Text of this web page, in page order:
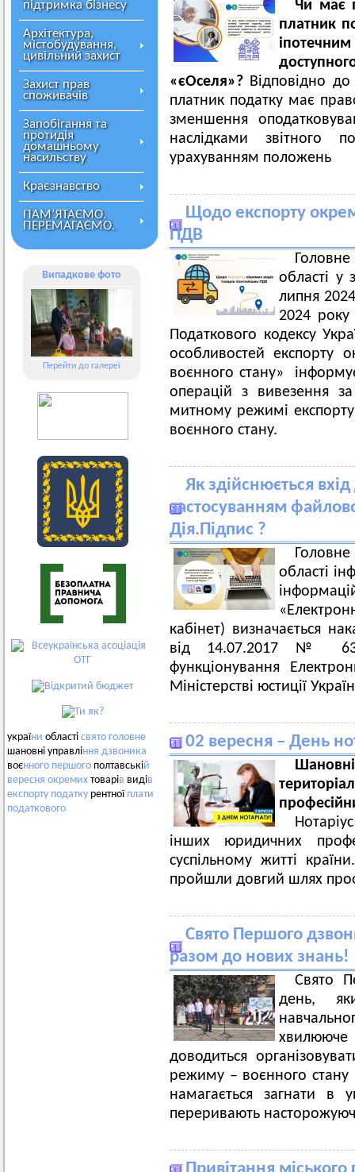
підтримка бізнесу
Архітектура,
містобудування,
цивільний захист
Захист прав
споживачів
Запобігання та
протидія
домашньому
насильству
Краєзнавство
ПАМ’ЯТАЄМО.
ПЕРЕМАГАЄМО.
Випадкове фото
Перейти до галереї
україни області свято головне
шановні управління дзвоника
воєнного першого полтавській
вересня окремих товарів видів
експорту податку рентної плати
податкового
Чи має
платник
«єОселя»? Відповідно
платник податку має
зменшення
наслідками звітного
урахуванням положень
Щодо експорту
ПДВ
області у
липня
2024
Податкового кодексу
особливостей експорту
воєнного стану»
операцій з вивезення
митному режимі експорту
воєнного стану.
Як здійснюється
застосуванням
Дія.Підпис ?
області
кабінет) визначається
від 14.07.2017 №
функціонування
Міністерстві юстиції
02 вересня – День
інших юридичних
суспільному житті
пройшли довгий шлях
Свято Першого
разом до нових знань!
Свято
день,
хвилююче
доводиться
режиму – воєнного стану
намагається загнати в
переривають